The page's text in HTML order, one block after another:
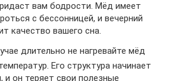
вам бодрости. Мёд имеет
с бессонницей, и вечерний
качество вашего сна.
длительно не нагревайте мёд
Его структура начинает
и он теряет свои полезные